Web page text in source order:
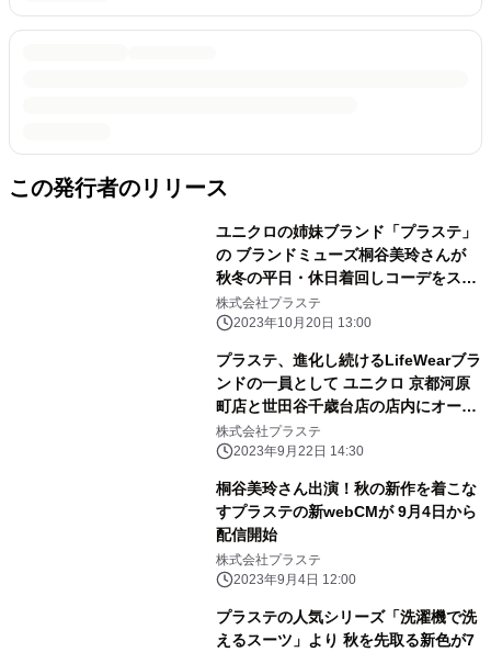
この発行者のリリース
ユニクロの姉妹ブランド「プラステ」
の ブランドミューズ桐谷美玲さんが
秋冬の平日・休日着回しコーデをスタ
イリング＆披露！ 息子を何度も起こす
も「まだ寝たいんだもーん！」と 今朝
の奮闘エピソードも
株式会社プラステ
2023年10月20日 13:00
プラステ、進化し続けるLifeWearブラ
ンドの一員として ユニクロ 京都河原
町店と世田谷千歳台店の店内にオープ
ン
株式会社プラステ
2023年9月22日 14:30
桐谷美玲さん出演！秋の新作を着こな
すプラステの新webCMが 9月4日から
配信開始
株式会社プラステ
2023年9月4日 12:00
プラステの人気シリーズ「洗濯機で洗
えるスーツ」より 秋を先取る新色が7